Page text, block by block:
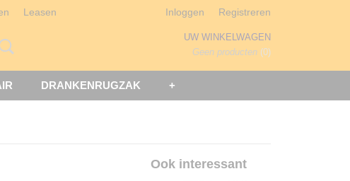
Leasen Inloggen Registreren
UW WINKELWAGEN
Geen producten (0)
DRANKENRUGZAK +
Ook interessant